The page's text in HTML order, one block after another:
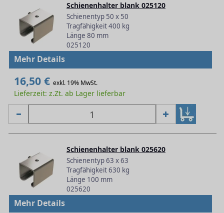
Schienenhalter blank 025120
Schienentyp 50 x 50
Tragfähigkeit 400 kg
Länge 80 mm
025120
Mehr Details
16,50 € exkl. 19% MwSt.
Lieferzeit: z.Zt. ab Lager lieferbar
Schienenhalter blank 025620
Schienentyp 63 x 63
Tragfähigkeit 630 kg
Länge 100 mm
025620
Mehr Details